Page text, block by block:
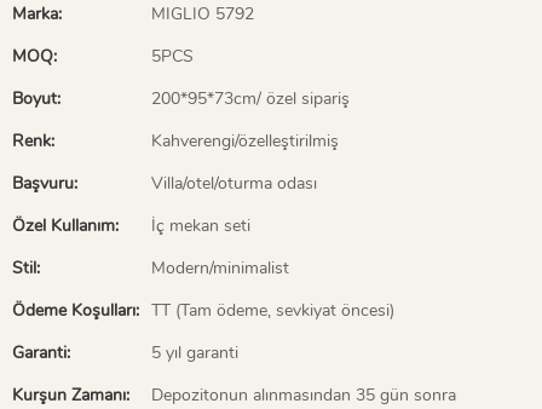
Marka:
MIGLIO 5792
MOQ:
5PCS
Boyut:
200*95*73cm/ özel sipariş
Renk:
Kahverengi/özelleştirilmiş
Başvuru:
Villa/otel/oturma odası
Özel Kullanım:
İç mekan seti
Stil:
Modern/minimalist
Ödeme Koşulları: TT (Tam ödeme, sevkiyat öncesi)
Garanti:
5 yıl garanti
Kurşun Zamanı:
Depozitonun alınmasından 35 gün sonra